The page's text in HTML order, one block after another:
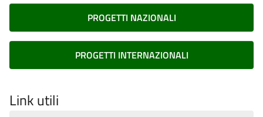
PROGETTI NAZIONALI
PROGETTI INTERNAZIONALI
Link utili